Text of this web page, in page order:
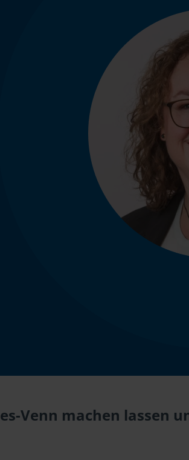
Venn machen lassen